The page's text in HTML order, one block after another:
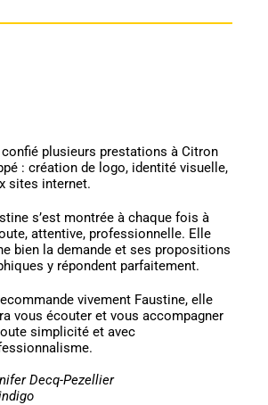
confié plusieurs prestations à Citron
: création de logo, identité visuelle,
sites internet.
s’est montrée à chaque fois à
attentive, professionnelle. Elle
bien la demande et ses propositions
y répondent parfaitement.
vivement Faustine, elle
vous écouter et vous accompagner
simplicité et avec
Decq-Pezellier